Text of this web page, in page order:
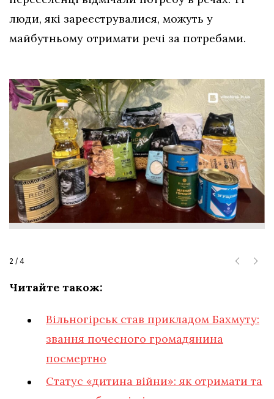
люди, які зареєструвалися, можуть у
майбутньому отримати речі за потребами.
2 / 4
Читайте також:
Вільногірськ став прикладом Бахмуту:
звання почесного громадянина
посмертно
Статус «дитина війни»: як отримати та